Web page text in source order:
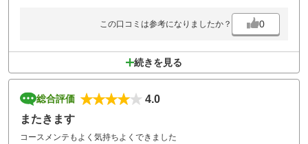
この口コミは参考になりましたか？ 0
続きを見る
総合評価
4.0
またきます
コースメンテもよく気持ちよくできました